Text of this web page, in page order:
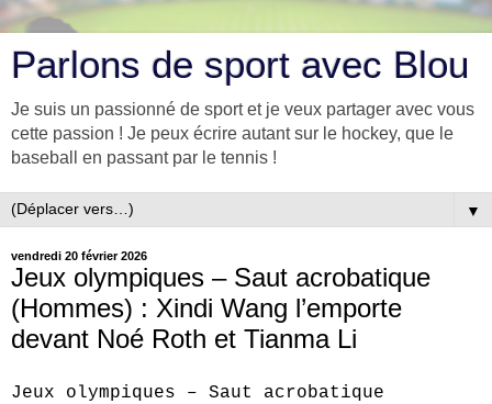
Parlons de sport avec Blou
Je suis un passionné de sport et je veux partager avec vous
cette passion ! Je peux écrire autant sur le hockey, que le
baseball en passant par le tennis !
▼
vendredi 20 février 2026
Jeux olympiques – Saut acrobatique
(Hommes) : Xindi Wang l’emporte
devant Noé Roth et Tianma Li
Jeux olympiques – Saut acrobatique